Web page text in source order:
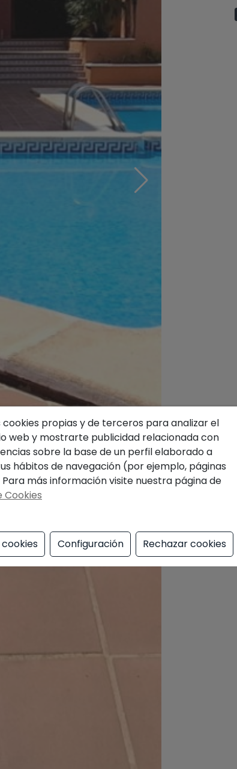
cookies propias y de terceros para analizar el
web y mostrarte publicidad relacionada con
sobre la base de un perfil elaborado a
hábitos de navegación (por ejemplo, páginas
más información visite nuestra página de
Cookies
Configuración Rechazar cookies